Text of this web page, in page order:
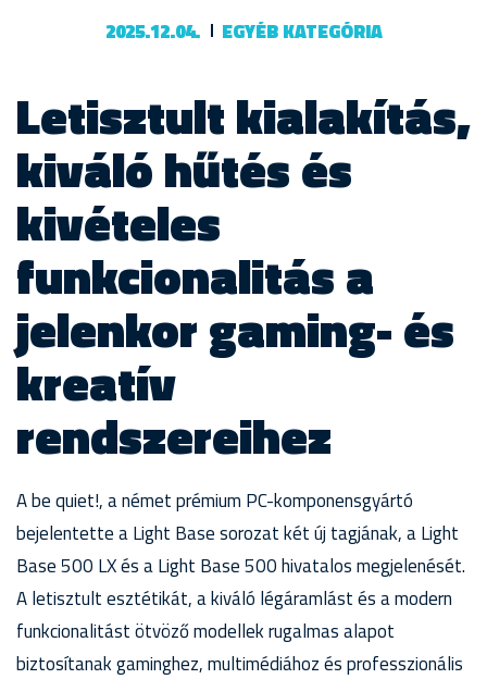
2025.12.04. EGYÉB KATEGÓRIA
Letisztult kialakítás,
kiváló hűtés és
kivételes
funkcionalitás a
jelenkor gaming- és
kreatív
rendszereihez
A be quiet!, a német prémium PC-komponensgyártó
bejelentette a Light Base sorozat két új tagjának, a Light
Base 500 LX és a Light Base 500 hivatalos megjelenését.
A letisztult esztétikát, a kiváló légáramlást és a modern
funkcionalitást ötvöző modellek rugalmas alapot
biztosítanak gaminghez, multimédiához és professzionális